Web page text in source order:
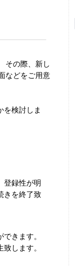
その際、新し
などをご用意
を検討しま
登録性が明
きを終了致
きます。
します。